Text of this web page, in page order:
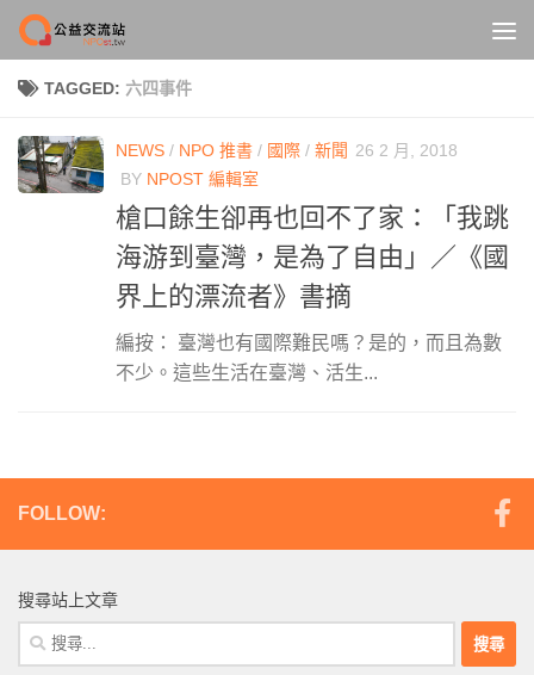
Skip to content
TAGGED: 六四事件
NEWS / NPO 推書 / 國際 / 新聞 26 2 月, 2018
BY NPOST 編輯室
槍口餘生卻再也回不了家：「我跳
海游到臺灣，是為了自由」／《國
界上的漂流者》書摘
編按： 臺灣也有國際難民嗎？是的，而且為數
不少。這些生活在臺灣、活生...
FOLLOW:
搜尋站上文章
搜
尋